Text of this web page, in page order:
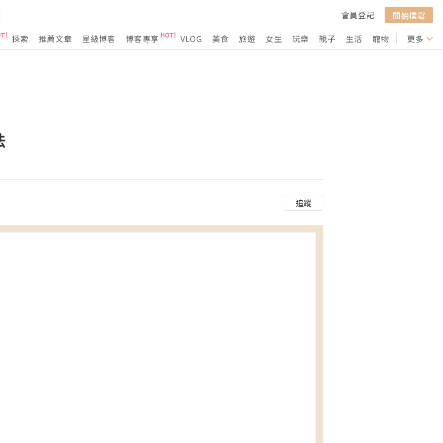
會員登記
開始撰寫
探索
推薦文章 星級博客 博客專享 VLOG 美食 旅遊 女生 玩樂 親子 生活 寵物 行山 打卡
更多
追蹤